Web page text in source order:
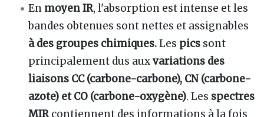
En moyen IR, l'absorption est intense et les
bandes obtenues sont nettes et assignables
à des groupes chimiques.Les pics sont
principalement dus auxvariations des
liaisons CC (carbone-carbone), CN (carbone-
azote) et CO (carbone-oxygène). Les spectres
MIRcontiennent des informations à la fois